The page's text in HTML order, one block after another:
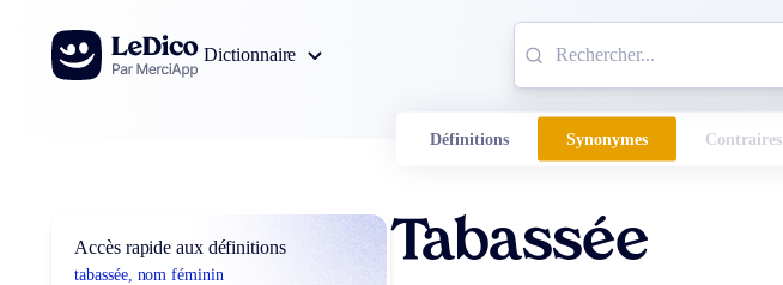
Aller au contenu
Dictionnaire
Définitions Synonymes Contraires
Accès rapide aux définitions
tabassée, nom féminin
Tabassée